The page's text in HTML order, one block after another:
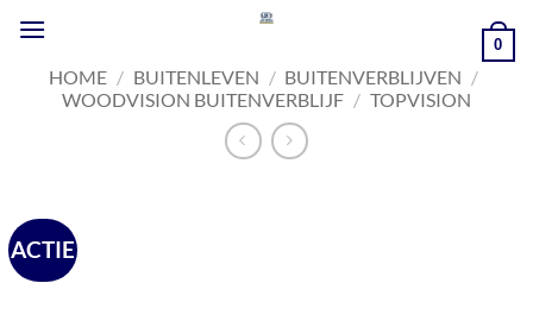
naar
inhoud
0
HOME / BUITENLEVEN / BUITENVERBLIJVEN /
WOODVISION BUITENVERBLIJF / TOPVISION
ACTIE